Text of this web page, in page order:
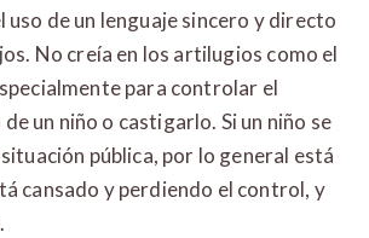
uso de un lenguaje sincero y directo
No creía en los artilugios como el
para controlar el
un niño o castigarlo. Si un niño se
pública, por lo general está
cansado y perdiendo el control, y